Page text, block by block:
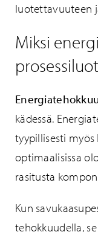
luotettavuuteen
Miksi
kädessä.
tyypillisesti
optimaalisissa
rasitusta
Kun
tehokkuudella,